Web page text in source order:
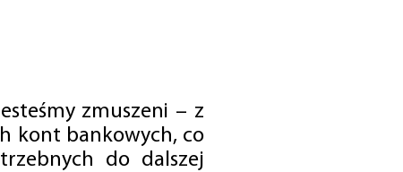
zmuszeni – z
kont bankowych, co
do dalszej